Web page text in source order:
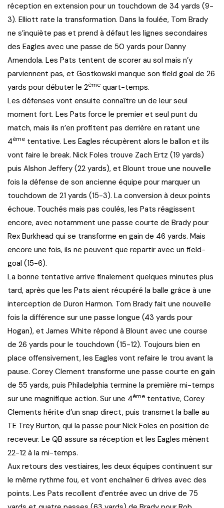
réception en extension pour un touchdown de 34 yards (9-
3). Elliott rate la transformation. Dans la foulée, Tom Brady
ne s’inquiète pas et prend à défaut les lignes secondaires
des Eagles avec une passe de 50 yards pour Danny
Amendola. Les Pats tentent de scorer au sol mais n’y
parviennent pas, et Gostkowski manque son field goal de 26
yards pour débuter le 2ème quart-temps.
Les défenses vont ensuite connaître un de leur seul
moment fort. Les Pats force le premier et seul punt du
match, mais ils n’en profitent pas derrière en ratant une
4ème tentative. Les Eagles récupèrent alors le ballon et ils
vont faire le break. Nick Foles trouve Zach Ertz (19 yards)
puis Alshon Jeffery (22 yards), et Blount troue une nouvelle
fois la défense de son ancienne équipe pour marquer un
touchdown de 21 yards (15-3). La conversion à deux points
échoue. Touchés mais pas coulés, les Pats réagissent
encore, avec notamment une passe courte de Brady pour
Rex Burkhead qui se transforme en gain de 46 yards. Mais
encore une fois, ils ne peuvent que repartir avec un field-
goal (15-6).
La bonne tentative arrive finalement quelques minutes plus
tard, après que les Pats aient récupéré la balle grâce à une
interception de Duron Harmon. Tom Brady fait une nouvelle
fois la différence sur une passe longue (43 yards pour
Hogan), et James White répond à Blount avec une course
de 26 yards pour le touchdown (15-12). Toujours bien en
place offensivement, les Eagles vont refaire le trou avant la
pause. Corey Clement transforme une passe courte en gain
de 55 yards, puis Philadelphia termine la première mi-temps
sur une magnifique action. Sur une 4ème tentative, Corey
Clements hérite d’un snap direct, puis transmet la balle au
TE Trey Burton, qui la passe pour Nick Foles en position de
receveur. Le QB assure sa réception et les Eagles mènent
22-12 à la mi-temps.
Aux retours des vestiaires, les deux équipes continuent sur
le même rythme fou, et vont enchaîner 6 drives avec des
points. Les Pats recollent d’entrée avec un drive de 75